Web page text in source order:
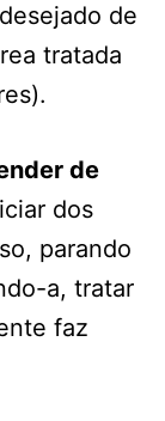
de
tratada
de
dos
parando
a, tratar
faz